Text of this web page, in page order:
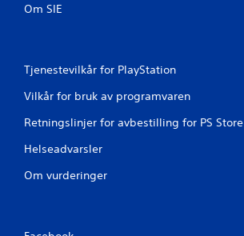
Om SIE
Tjenestevilkår for PlayStation
Vilkår for bruk av programvaren
Retningslinjer for avbestilling for PS Store
Helseadvarsler
Om vurderinger